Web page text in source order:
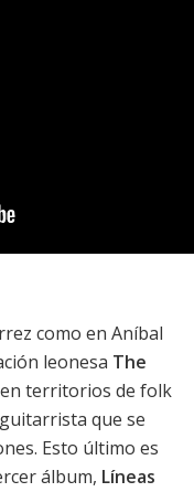
como en Aníbal
leonesa The
territorios de folk
que se
Esto último es
álbum, Líneas